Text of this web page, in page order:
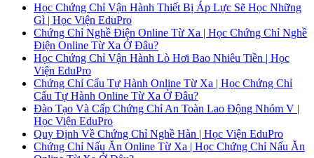
Học Chứng Chỉ Vận Hành Thiết Bị Áp Lực Sẽ Học Những
Gì | Học Viện EduPro
Chứng Chỉ Nghề Điện Online Từ Xa | Học Chứng Chỉ Nghề
Điện Online Từ Xa Ở Đâu?
Học Chứng Chỉ Vận Hành Lò Hơi Bao Nhiêu Tiền | Học
Viện EduPro
Chứng Chỉ Cẩu Tự Hành Online Từ Xa | Học Chứng Chỉ
Cẩu Tự Hành Online Từ Xa Ở Đâu?
Đào Tạo Và Cấp Chứng Chỉ An Toàn Lao Động Nhóm V |
Học Viện EduPro
Quy Định Về Chứng Chỉ Nghề Hàn | Học Viện EduPro
Chứng Chỉ Nấu Ăn Online Từ Xa | Học Chứng Chỉ Nấu Ăn